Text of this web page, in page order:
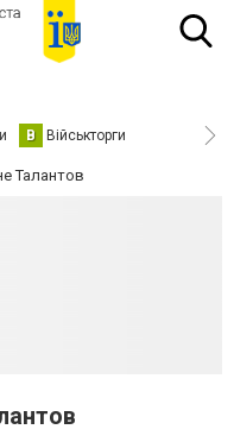
В Військторги
Талантов